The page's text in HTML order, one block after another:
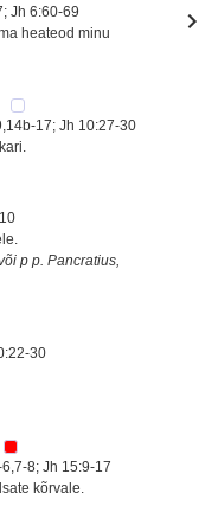
Jh 6:60-69
heateod minu
17; Jh 10:27-30
p p. Pancratius,
30
8; Jh 15:9-17
kõrvale.